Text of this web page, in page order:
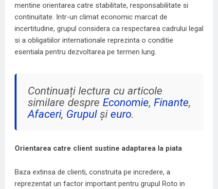
mentine orientarea catre stabilitate, responsabilitate si
continuitate. Intr-un climat economic marcat de
incertitudine, grupul considera ca respectarea cadrului legal
si a obligatiilor internationale reprezinta o conditie
esentiala pentru dezvoltarea pe termen lung.
Continuați lectura cu articole
similare despre Economie, Finante,
Afaceri, Grupulșieuro.
Orientarea catre client sustine adaptarea la piata
Baza extinsa de clienti, construita pe incredere, a
reprezentat un factor important pentru grupul Roto in